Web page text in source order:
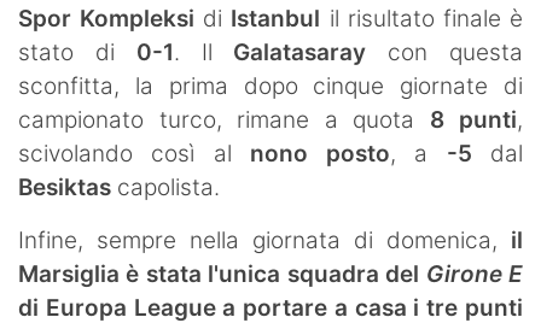
Spor Kompleksi di Istanbul il risultato finale è
stato di 0-1. Il Galatasaray con questa
sconfitta, la prima dopo cinque giornate di
campionato turco, rimane a quota 8 punti,
scivolando così al nono posto, a -5 dal
Besiktas capolista.
Infine, sempre nella giornata di domenica, il
Marsiglia è stata l'unica squadra del Girone E
di Europa League a portare a casa i tre punti